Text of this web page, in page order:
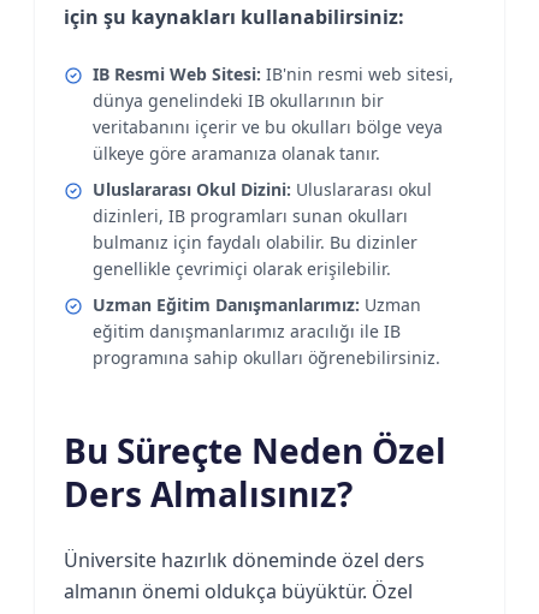
için şu kaynakları kullanabilirsiniz:
IB Resmi Web Sitesi: IB'nin resmi web sitesi,
dünya genelindeki IB okullarının bir
veritabanını içerir ve bu okulları bölge veya
ülkeye göre aramanıza olanak tanır.
Uluslararası Okul Dizini: Uluslararası okul
dizinleri, IB programları sunan okulları
bulmanız için faydalı olabilir. Bu dizinler
genellikle çevrimiçi olarak erişilebilir.
Uzman Eğitim Danışmanlarımız: Uzman
eğitim danışmanlarımız aracılığı ile IB
programına sahip okulları öğrenebilirsiniz.
Bu Süreçte Neden Özel
Ders Almalısınız?
Üniversite hazırlık döneminde özel ders
almanın önemi oldukça büyüktür. Özel